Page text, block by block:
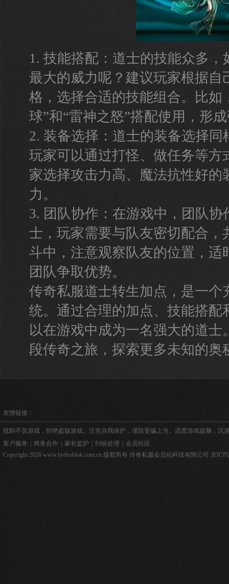
1. 技能搭配：道士的技能众多
最大的威力呢？建议玩家根据自
格，选择合适的技能组合。比如
球”和“雷神之怒”搭配使用，形
2. 装备选择：道士的装备选择
玩家可以通过打怪、做任务等方
家选择攻击力高、魔法抗性好的
力。
3. 团队协作：在游戏中，团队
士，玩家需要与队友密切配合，
斗中，注意观察队友的位置，适
团队争取优势。
传奇私服道士转生加点，是一个
统。通过合理的加点、技能搭配
以在游戏中成为一名强大的道士
段传奇之旅，探索更多未知的奥
友情链接：
抵制不良游戏，拒绝盗版游戏。注意自我保护，谨防受骗上当。适度游戏益脑，沉
客户服务
商务合作 家长监护 纠纷处理
会员社区
Copyright 2026 www.hydroblok.com.cn 版权所有 传奇私服会员站科技有限公司 京ICP